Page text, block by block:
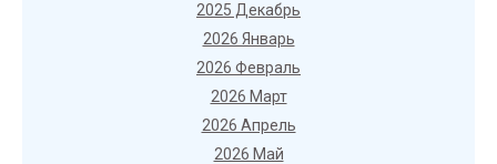
2025 Декабрь
2026 Январь
2026 Февраль
2026 Март
2026 Апрель
2026 Май